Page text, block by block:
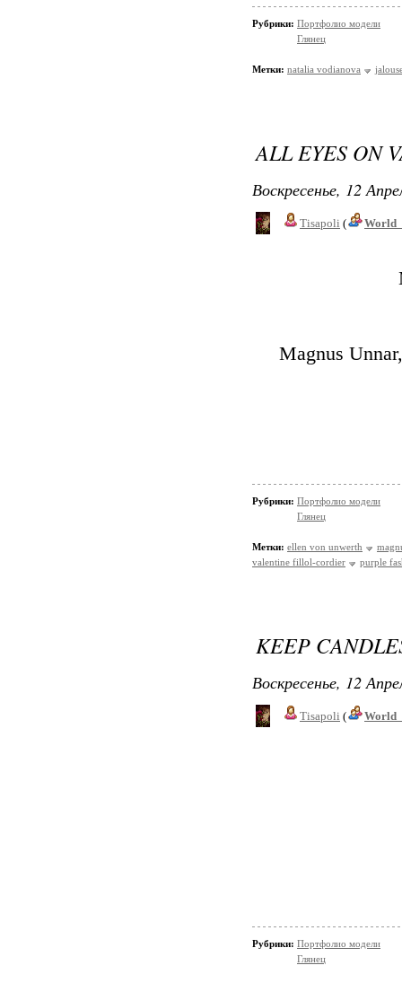
Рубрики: Портфолио модели
Глянец
Метки: natalia vodianova
ALL EYES ON
Воскресенье, 12
Tisapoli (
Magnus
Рубрики: Портфолио модели
Глянец
Метки: ellen von unwerth
valentine fillol-cordier
purple
KEEP
Воскресенье, 12
Tisapoli (
Рубрики: Портфолио модели
Глянец